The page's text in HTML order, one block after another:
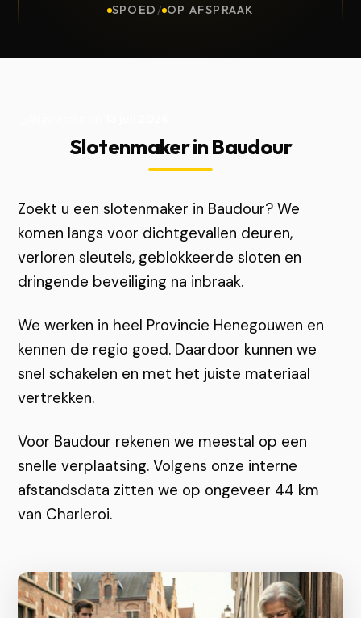
SPOED / OP AFSPRAAK
Slotenmaker in Baudour
Zoekt u een slotenmaker in Baudour? We
komen langs voor dichtgevallen deuren,
verloren sleutels, geblokkeerde sloten en
dringende beveiliging na inbraak.
We werken in heel Provincie Henegouwen en
kennen de regio goed. Daardoor kunnen we
snel schakelen en met het juiste materiaal
vertrekken.
Voor Baudour rekenen we meestal op een
snelle verplaatsing. Volgens onze interne
afstandsdata zitten we op ongeveer 44 km
van Charleroi.